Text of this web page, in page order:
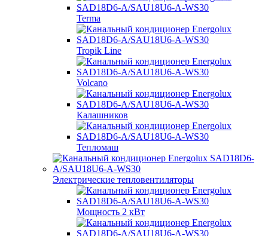
Terma
Tropik Line
Volcano
Калашников
Тепломаш
Электрические тепловентиляторы
Мощность 2 кВт